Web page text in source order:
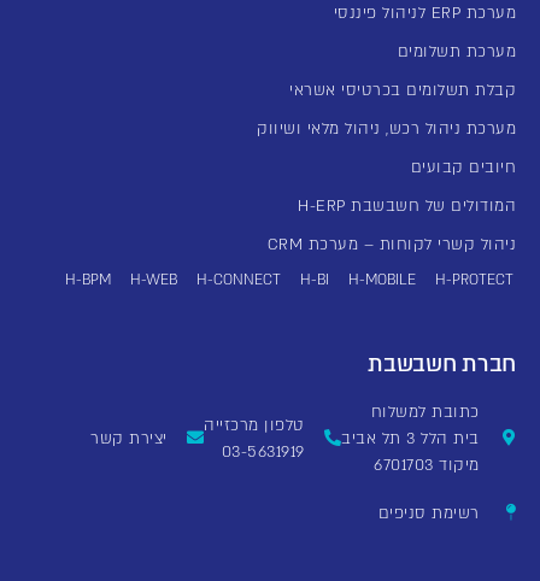
מערכת ERP לניהול פיננסי
מערכת תשלומים
קבלת תשלומים בכרטיסי אשראי
מערכת ניהול רכש, ניהול מלאי ושיווק
חיובים קבועים
המודולים של חשבשבת H-ERP
ניהול קשרי לקוחות – מערכת CRM
H-PROTECT
H-MOBILE
H-BI
H-CONNECT
H-WEB
H-BPM
חברת חשבשבת
כתובת למשלוח
בית הלל 3 תל אביב
מיקוד 6701703
טלפון מרכזייה
03-5631919
יצירת קשר
רשימת סניפים